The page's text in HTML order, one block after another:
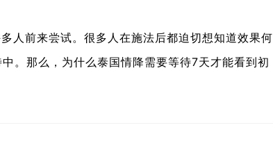
人前来尝试。很多人在施法后都迫切想知道效果何
。那么，为什么泰国情降需要等待7天才能看到初